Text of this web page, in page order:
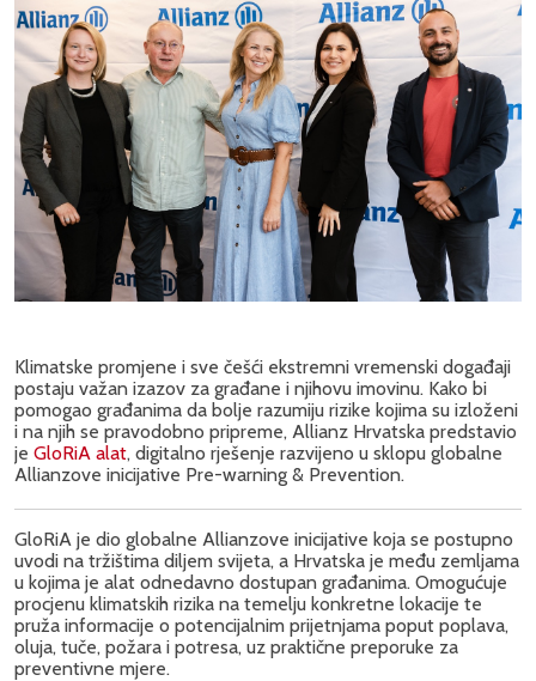
Klimatske promjene i sve češći ekstremni vremenski događaji
postaju važan izazov za građane i njihovu imovinu. Kako bi
pomogao građanima da bolje razumiju rizike kojima su izloženi
i na njih se pravodobno pripreme, Allianz Hrvatska predstavio
je GloRiA alat, digitalno rješenje razvijeno u sklopu globalne
Allianzove inicijative Pre-warning & Prevention.
GloRiA je dio globalne Allianzove inicijative koja se postupno
uvodi na tržištima diljem svijeta, a Hrvatska je među zemljama
u kojima je alat odnedavno dostupan građanima. Omogućuje
procjenu klimatskih rizika na temelju konkretne lokacije te
pruža informacije o potencijalnim prijetnjama poput poplava,
oluja, tuče, požara i potresa, uz praktične preporuke za
preventivne mjere.